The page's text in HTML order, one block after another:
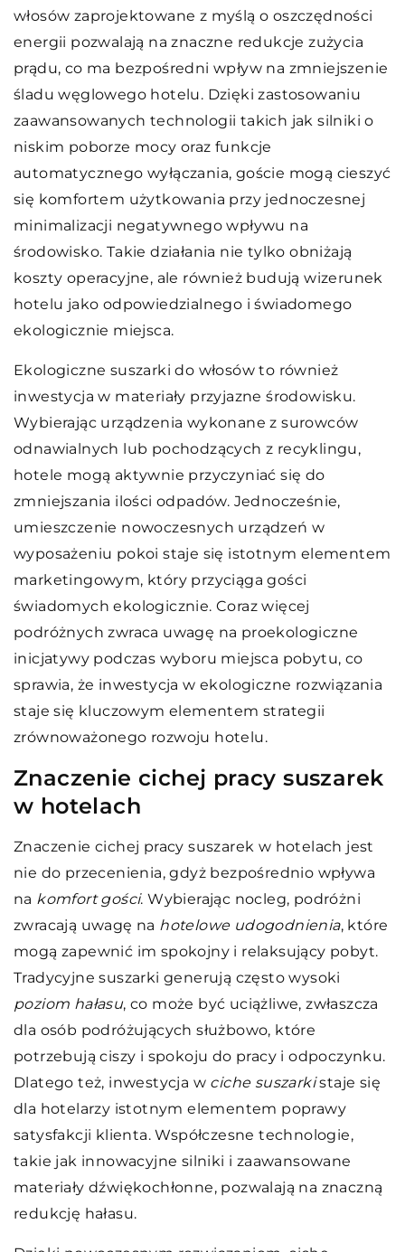
włosów zaprojektowane z myślą o oszczędności
energii pozwalają na znaczne redukcje zużycia
prądu, co ma bezpośredni wpływ na zmniejszenie
śladu węglowego hotelu. Dzięki zastosowaniu
zaawansowanych technologii takich jak silniki o
niskim poborze mocy oraz funkcje
automatycznego wyłączania, goście mogą cieszyć
się komfortem użytkowania przy jednoczesnej
minimalizacji negatywnego wpływu na
środowisko. Takie działania nie tylko obniżają
koszty operacyjne, ale również budują wizerunek
hotelu jako odpowiedzialnego i świadomego
ekologicznie miejsca.
Ekologiczne suszarki do włosów to również
inwestycja w materiały przyjazne środowisku.
Wybierając urządzenia wykonane z surowców
odnawialnych lub pochodzących z recyklingu,
hotele mogą aktywnie przyczyniać się do
zmniejszania ilości odpadów. Jednocześnie,
umieszczenie nowoczesnych urządzeń w
wyposażeniu pokoi staje się istotnym elementem
marketingowym, który przyciąga gości
świadomych ekologicznie. Coraz więcej
podróżnych zwraca uwagę na proekologiczne
inicjatywy podczas wyboru miejsca pobytu, co
sprawia, że inwestycja w ekologiczne rozwiązania
staje się kluczowym elementem strategii
zrównoważonego rozwoju hotelu.
Znaczenie cichej pracy suszarek
w hotelach
Znaczenie cichej pracy suszarek w hotelach jest
nie do przecenienia, gdyż bezpośrednio wpływa
na komfort gości. Wybierając nocleg, podróżni
zwracają uwagę na hotelowe udogodnienia, które
mogą zapewnić im spokojny i relaksujący pobyt.
Tradycyjne suszarki generują często wysoki
poziom hałasu, co może być uciążliwe, zwłaszcza
dla osób podróżujących służbowo, które
potrzebują ciszy i spokoju do pracy i odpoczynku.
Dlatego też, inwestycja w ciche suszarkistaje się
dla hotelarzy istotnym elementem poprawy
satysfakcji klienta. Współczesne technologie,
takie jak innowacyjne silniki i zaawansowane
materiały dźwiękochłonne, pozwalają na znaczną
redukcję hałasu.